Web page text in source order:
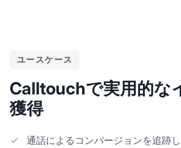
ユースケース
Calltouchで実用的な
獲得
通話によるコンバージョンを追跡